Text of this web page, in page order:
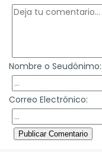
Nombre o Seudónimo:
Correo Electrónico:
Publicar Comentario